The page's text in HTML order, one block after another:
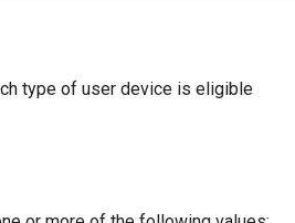
type of user device is eligible